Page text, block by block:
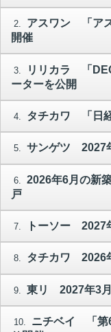
2.
アスワン 「ア
開催
3.
リリカラ 「
ーターを公開
4. タチカワ 「日
5. サンゲツ 2027
6.
2026年6月の新
戸
7. トーソー 2027
8. タチカワ 2026
9. 東リ 2027年3月
10.
ニチベイ 「第